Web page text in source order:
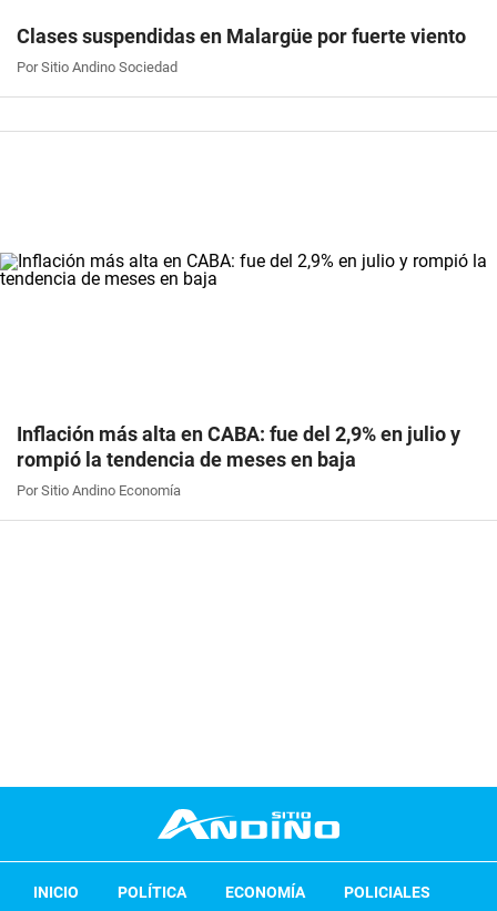
Clases suspendidas en Malargüe por fuerte viento
Por Sitio Andino Sociedad
Inflación más alta en CABA: fue del 2,9% en julio y
rompió la tendencia de meses en baja
Por Sitio Andino Economía
INICIO POLÍTICA ECONOMÍA POLICIALES